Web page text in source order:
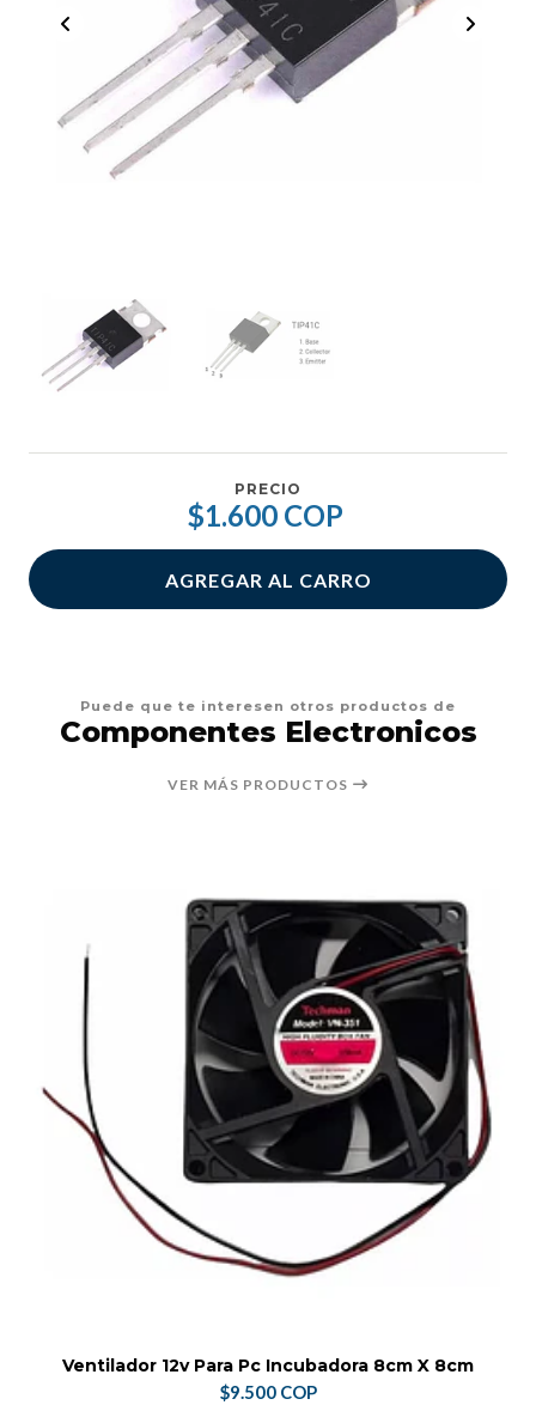
PRECIO
$1.600 COP
AGREGAR AL CARRO
Puede que te interesen otros productos de
Componentes Electronicos
VER MÁS PRODUCTOS
Ventilador 12v Para Pc Incubadora 8cm X 8cm
$9.500 COP